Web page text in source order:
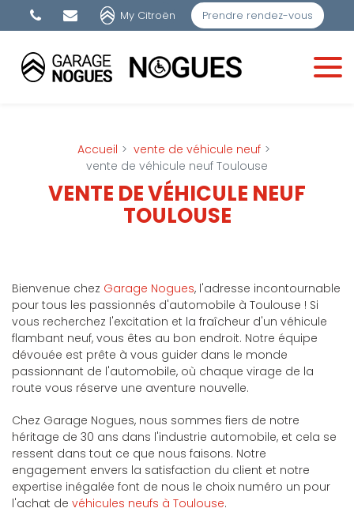
My Citroën Prendre rendez-vous
Accueil
vente de véhicule neuf
vente de véhicule neuf Toulouse
VENTE DE VÉHICULE NEUF
TOULOUSE
Bienvenue chez Garage Nogues, l'adresse incontournable
pour tous les passionnés d'automobile à Toulouse ! Si
vous recherchez l'excitation et la fraîcheur d'un véhicule
flambant neuf, vous êtes au bon endroit. Notre équipe
dévouée est prête à vous guider dans le monde
passionnant de l'automobile, où chaque virage de la
route vous réserve une aventure nouvelle.
Chez Garage Nogues, nous sommes fiers de notre
héritage de 30 ans dans l'industrie automobile, et cela se
ressent dans tout ce que nous faisons. Notre
engagement envers la satisfaction du client et notre
expertise inégalée font de nous le choix numéro un pour
l'achat de véhicules neufs à Toulouse.
Panneau de gestion des cookies